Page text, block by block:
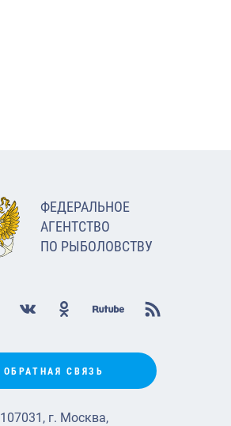
ФЕДЕРАЛЬНОЕ
АГЕНТСТВО
ПО РЫБОЛОВСТВУ
ОБРАТНАЯ СВЯЗЬ
107031, г. Москва,